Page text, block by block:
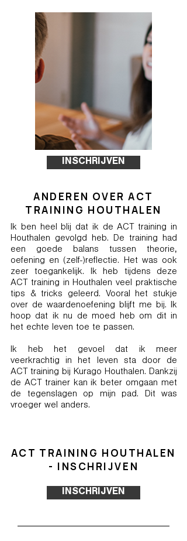
INSCHRIJVEN
ANDEREN OVER ACT
TRAINING HOUTHALEN
Ik ben heel blij dat ik de ACT training in
Houthalen gevolgd heb. De training had
een goede balans tussen theorie,
oefening en (zelf-)reflectie. Het was ook
zeer toegankelijk. Ik heb tijdens deze
ACT training in Houthalen veel praktische
tips & tricks geleerd. Vooral het stukje
over de waardenoefening blijft me bij. Ik
hoop dat ik nu de moed heb om dit in
het echte leven toe te passen.
Ik heb het gevoel dat ik meer
veerkrachtig in het leven sta door de
ACT training bij Kurago Houthalen. Dankzij
de ACT trainer kan ik beter omgaan met
de tegenslagen op mijn pad. Dit was
vroeger wel anders.
ACT TRAINING HOUTHALEN
- INSCHRIJVEN
INSCHRIJVEN